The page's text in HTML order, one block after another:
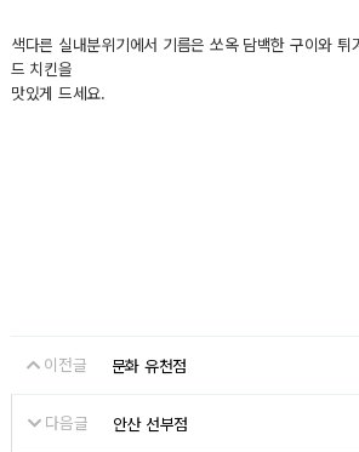
색다른 실내분위기에서 기름은 쏘옥 담백한 구이와 튀
드 치킨을
맛있게 드세요.
이전글 문화 유천점
다음글 안산 선부점